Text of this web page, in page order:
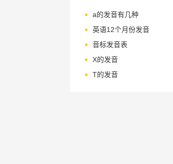
a的发音有几种
英语12个月份发音
音标发音表
X的发音
T的发音